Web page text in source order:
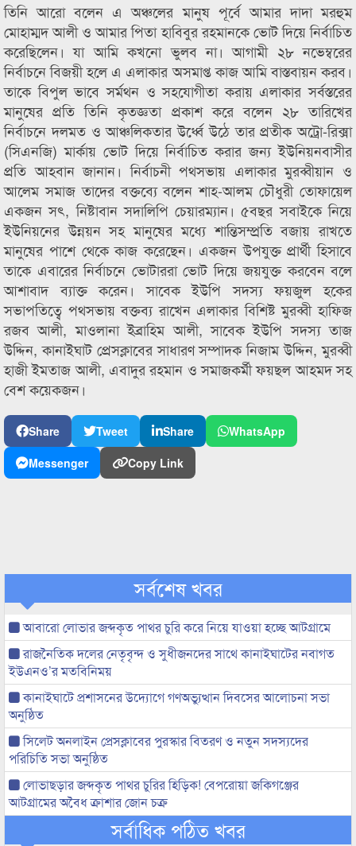
তিনি আরো বলেন এ অঞ্চলের মানুষ পূর্বে আমার দাদা মরহুম
মোহাম্মদ আলী ও আমার পিতা হাবিবুর রহমানকে ভোট দিয়ে নির্বাচিত
করেছিলেন। যা আমি কখনো ভুলব না। আগামী ২৮ নভেম্বরের
নির্বাচনে বিজয়ী হলে এ এলাকার অসমাপ্ত কাজ আমি বাস্তবায়ন করব।
তাকে বিপুল ভাবে সর্মথন ও সহযোগীতা করায় এলাকার সর্বস্তরের
মানুষের প্রতি তিনি কৃতজ্ঞতা প্রকাশ করে বলেন ২৮ তারিখের
নির্বাচনে দলমত ও আঞ্চলিকতার উর্ধ্বে উঠে তার প্রতীক অট্রো-রিক্সা
(সিএনজি) মার্কায় ভোট দিয়ে নির্বাচিত করার জন্য ইউনিয়নবাসীর
প্রতি আহবান জানান। নির্বাচনী পথসভায় এলাকার মুরব্বীয়ান ও
আলেম সমাজ তাদের বক্তব্যে বলেন শাহ-আলম চৌধুরী তোফায়েল
একজন সৎ, নিষ্টাবান সদালিপি চেয়ারম্যান। ৫বছর সবাইকে নিয়ে
ইউনিয়নের উন্নয়ন সহ মানুষের মধ্যে শান্তিসম্প্রতি বজায় রাখতে
মানুষের পাশে থেকে কাজ করেছেন। একজন উপযুক্ত প্রার্থী হিসাবে
তাকে এবারের নির্বাচনে ভোটাররা ভোট দিয়ে জয়যুক্ত করবেন বলে
আশাবাদ ব্যাক্ত করেন। সাবেক ইউপি সদস্য ফয়জুল হকের
সভাপতিত্বে পথসভায় বক্তব্য রাখেন এলাকার বিশিষ্ট মুরব্বী হাফিজ
রজব আলী, মাওলানা ইব্রাহিম আলী, সাবেক ইউপি সদস্য তাজ
উদ্দিন, কানাইঘাট প্রেসক্লাবের সাধারণ সম্পাদক নিজাম উদ্দিন, মুরব্বী
হাজী ইমতাজ আলী, এবাদুর রহমান ও সমাজকর্মী ফয়ছল আহমদ সহ
বেশ কয়েকজন।
Share Tweet Share
WhatsApp
Messenger
Copy Link
সর্বশেষ খবর
আবারো লোভার জব্দকৃত পাথর চুরি করে নিয়ে যাওয়া হচ্ছে আটগ্রামে
রাজনৈতিক দলের নেতৃবৃন্দ ও সুধীজনদের সাথে কানাইঘাটের নবাগত
ইউএনও’র মতবিনিময়
কানাইঘাটে প্রশাসনের উদ্যোগে গণঅভ্যুত্থান দিবসের আলোচনা সভা
অনুষ্ঠিত
সিলেট অনলাইন প্রেসক্লাবের পুরস্কার বিতরণ ও নতুন সদস্যদের
পরিচিতি সভা অনুষ্ঠিত
লোভাছড়ার জব্দকৃত পাথর চুরির হিড়িক! বেপরোয়া জকিগঞ্জের
আটগ্রামের অবৈধ ক্রাশার জোন চক্র
সর্বাধিক পঠিত খবর